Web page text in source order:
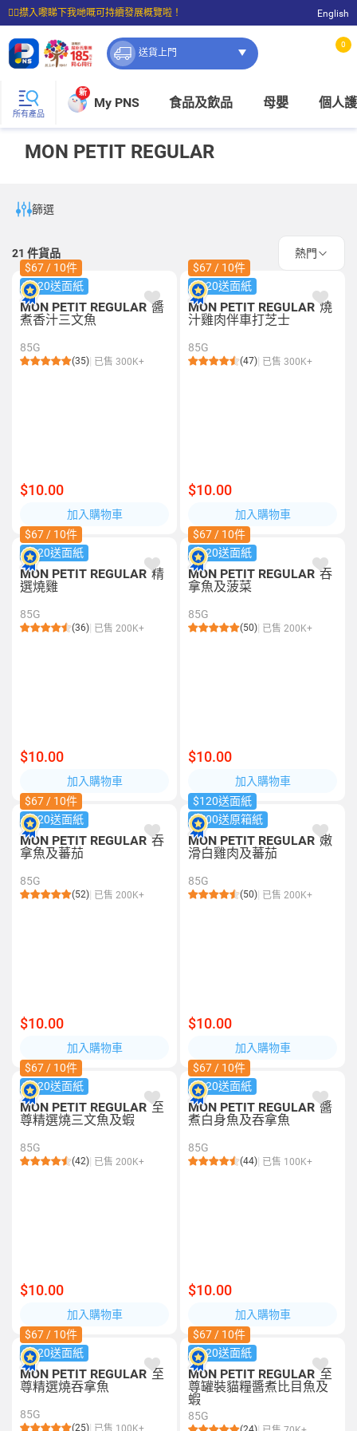
☝🏼㩒入嚟睇下我哋嘅可持續發展概覽啦！
⭐購物滿$399即享免費送貨；滿$100即可免費店取。
English
送貨上門
0
所有產品
新
My PNS 食品及飲品 母嬰 個人
MON PETIT REGULAR
篩選
21 件貨品
熱門
$67 / 10件
$120送面紙
MON PETIT REGULAR醬
煮香汁三文魚
85G
(35) 已售 300K+
$10.00
加入購物車
$67 / 10件
$120送面紙
MON PETIT REGULAR燒
汁雞肉伴車打芝士
85G
(47) 已售 300K+
$10.00
加入購物車
$67 / 10件
$120送面紙
MON PETIT REGULAR精
選燒雞
85G
(36) 已售 200K+
$10.00
加入購物車
$67 / 10件
$120送面紙
MON PETIT REGULAR吞
拿魚及菠菜
85G
(50) 已售 200K+
$10.00
加入購物車
$67 / 10件
$120送面紙
MON PETIT REGULAR吞
拿魚及蕃茄
85G
(52) 已售 200K+
$10.00
加入購物車
$120送面紙
$500送原箱紙
MON PETIT REGULAR嫩
滑白雞肉及蕃茄
85G
(50) 已售 200K+
$10.00
加入購物車
$67 / 10件
$120送面紙
MON PETIT REGULAR至
尊精選燒三文魚及蝦
85G
(42) 已售 200K+
$10.00
加入購物車
$67 / 10件
$120送面紙
MON PETIT REGULAR醬
煮白身魚及吞拿魚
85G
(44) 已售 100K+
$10.00
加入購物車
$67 / 10件
$120送面紙
MON PETIT REGULAR至
尊精選燒吞拿魚
85G
(25) 已售 100K+
$67 / 10件
$120送面紙
MON PETIT REGULAR至
尊罐裝貓糧醬煮比目魚及
蝦
85G